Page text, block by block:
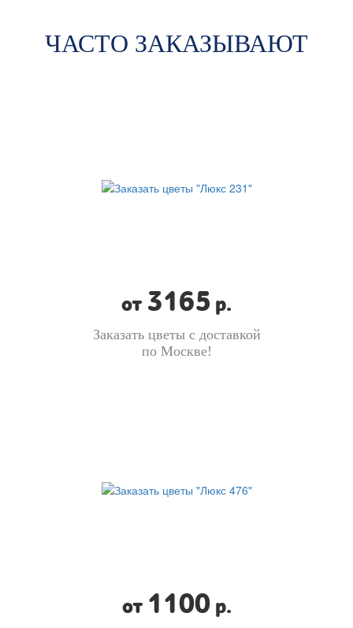
ЧАСТО ЗАКАЗЫВАЮТ
от 3165 р.
Заказать цветы с доставкой
по Москве!
от 1100р.